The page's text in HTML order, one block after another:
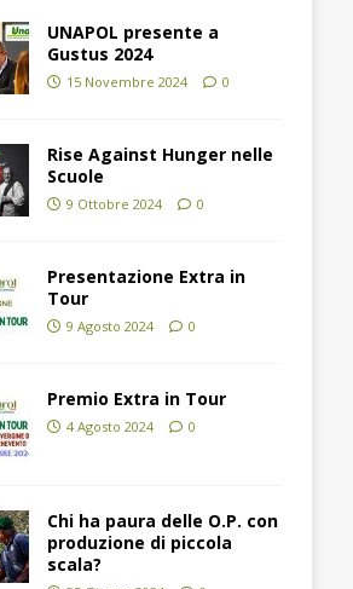
UNAPOL presente a
Gustus 2024
15 Novembre 2024 0
Rise Against Hunger nelle
Scuole
9 Ottobre 2024 0
Presentazione Extra in
Tour
9 Agosto 2024 0
Premio Extra in Tour
4 Agosto 2024 0
Chi ha paura delle O.P. con
produzione di piccola
scala?